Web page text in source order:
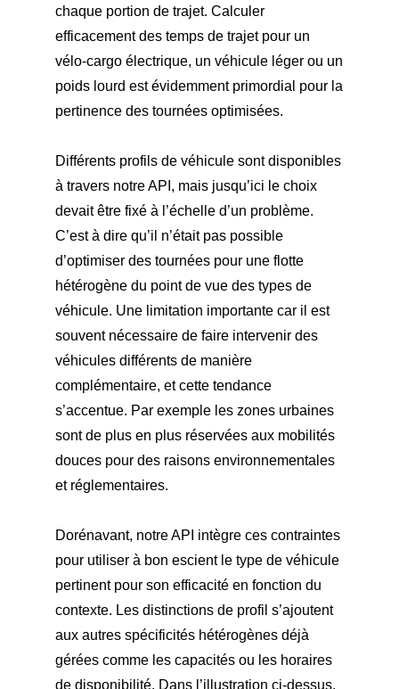
chaque portion de trajet. Calculer
efficacement des temps de trajet pour un
vélo-cargo électrique, un véhicule léger ou un
poids lourd est évidemment primordial pour la
pertinence des tournées optimisées.
Différents profils de véhicule sont disponibles
à travers notre API, mais jusqu’ici le choix
devait être fixé à l’échelle d’un problème.
C’est à dire qu’il n’était pas possible
d’optimiser des tournées pour une flotte
hétérogène du point de vue des types de
véhicule. Une limitation importante car il est
souvent nécessaire de faire intervenir des
véhicules différents de manière
complémentaire, et cette tendance
s’accentue. Par exemple les zones urbaines
sont de plus en plus réservées aux mobilités
douces pour des raisons environnementales
et réglementaires.
Dorénavant, notre API intègre ces contraintes
pour utiliser à bon escient le type de véhicule
pertinent pour son efficacité en fonction du
contexte. Les distinctions de profil s’ajoutent
aux autres spécificités hétérogènes déjà
gérées comme les capacités ou les horaires
de disponibilité. Dans l’illustration ci-dessus,